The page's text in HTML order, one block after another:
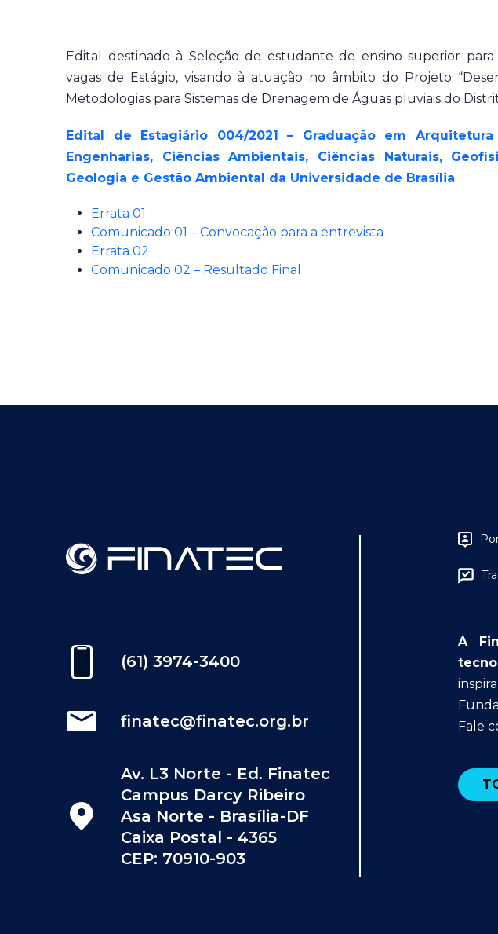
Edital destinado à Seleção de estudante de ensino superior
vagas de Estágio, visando à atuação no âmbito do Projeto
Metodologias para Sistemas de Drenagem de Águas pluviais do
Edital de Estagiário 004/2021 – Graduação em
Engenharias, Ciências Ambientais, Ciências Naturais,
Geologia e Gestão Ambiental da Universidade de Brasília
Errata 01
Comunicado 01 – Convocação para a entrevista
Errata 02
Comunicado 02 – Resultado Final
(61) 3974-3400
finatec@finatec.org.br
Av. L3 Norte - Ed. Finatec
Campus Darcy Ribeiro
Asa Norte - Brasília-DF
Caixa Postal - 4365
CEP: 70910-903
A
Fale